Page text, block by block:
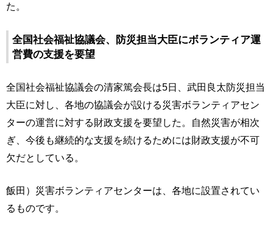
た。
全国社会福祉協議会、防災担当大臣にボランティア運
営費の支援を要望
全国社会福祉協議会の清家篤会長は5日、武田良太防災担当
大臣に対し、各地の協議会が設ける災害ボランティアセン
ターの運営に対する財政支援を要望した。自然災害が相次
ぎ、今後も継続的な支援を続けるためには財政支援が不可
欠だとしている。
飯田）災害ボランティアセンターは、各地に設置されてい
るものです。